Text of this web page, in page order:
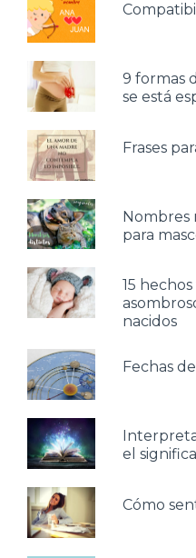
9 formas
se está
Frases
Nombres
para
15
nacidos
Fechas
el
Cómo